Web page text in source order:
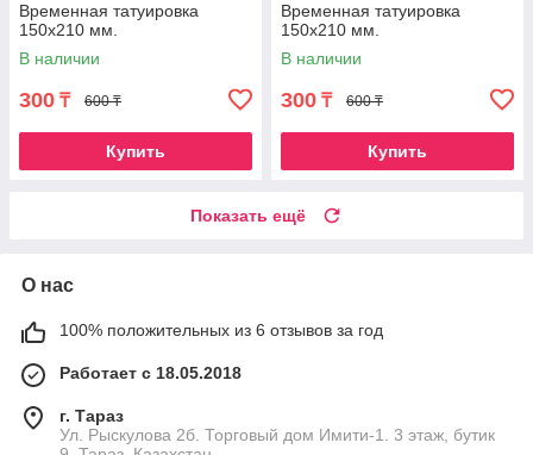
Временная татуировка
150х210 мм.
В наличии
300 ₸ 600 ₸
Купить
Временная татуировка
150х210 мм.
В наличии
300 ₸ 600 ₸
Купить
Показать ещё
О нас
100% положительных из 6 отзывов за год
Работает с 18.05.2018
г. Тараз
Ул. Рыскулова 2б. Торговый дом Имити-1. 3 этаж, бутик